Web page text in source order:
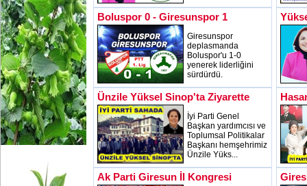
Boluspor 0 - Giresunspor 1
Giresunspor
deplasmanda
Boluspor'u 1-0
yenerek liderliğini
sürdürdü.
Ünzile Yüksel Sinop'ta Ziyarette
İyi Parti Genel
Başkan yardımcısı ve
Toplumsal Politikalar
Başkanı hemşehrimiz
Ünzile Yüks...
Ak Parti Giresun İl Kongresi